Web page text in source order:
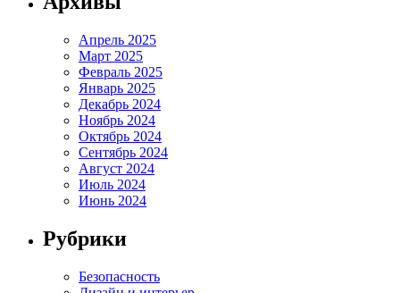
Апрель 2025
Март 2025
Февраль 2025
Январь 2025
Декабрь 2024
Ноябрь 2024
Октябрь 2024
Сентябрь 2024
Август 2024
Июль 2024
Июнь 2024
Рубрики
Безопасность